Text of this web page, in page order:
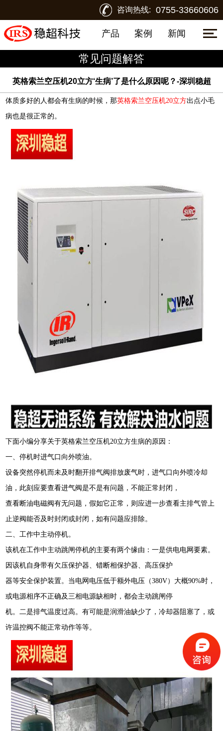
咨询热线: 0755-33660606
产品 案例 新闻
常见问题解答
英格索兰空压机20立方‘生病’了是什么原因呢？-深圳稳超
体质多好的人都会有生病的时候，那英格索兰空压机20立方出点小毛
病也是很正常的。
下面小编分享关于英格索兰空压机20立方生病的原因：
一、停机时进气口向外喷油。
设备突然停机而未及时翻开排气阀排放废气时，进气口向外喷冷却
油，此刻应要查看进气阀是不是有问题，不能正常封闭，
查看断油电磁阀有无问题，假如它正常，则应进一步查看主排气管上
止逆阀能否及时封闭或封闭，如有问题应排除。
二、工作中主动停机。
该机在工作中主动跳闸停机的主要有两个缘由：一是供电电网要素。
因该机自身带有欠压保护器、错断相保护器、高压保护
器等安全保护装置。当电网电压低于额外电压（380V）大概90%时，
或电源相序不正确及三相电源缺相时，都会主动跳闸停
机。二是排气温度过高。有可能是润滑油缺少了，冷却器阻塞了，或
许温控阀不能正常动作等等。